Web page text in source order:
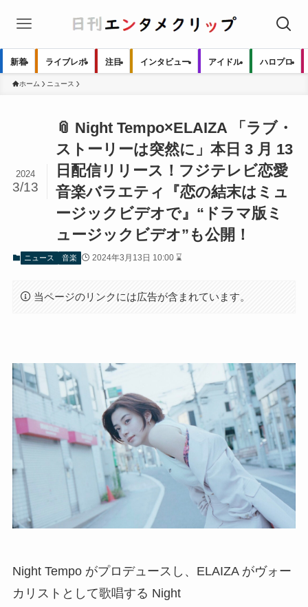
新着 ライブレポ 注目 インタビュー アイドル ハロプロ
ホーム ニュース
📎 Night Tempo×ELAIZA 「ラブ・
ストーリーは突然に」本日 3 月 13
日配信リリース！フジテレビ恋愛
音楽バラエティ『恋の結末はミュ
ージックビデオで』“ドラマ版ミ
ュージックビデオ”も公開！
2024
3/13
ニュース 音楽 2024年3月13日 10:00 ⌛
当ページのリンクには広告が含まれています。
Night Tempo がプロデュースし、ELAIZA がヴォー
カリストとして歌唱する Night